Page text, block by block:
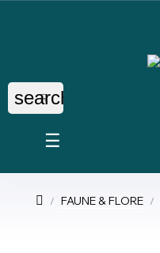
search
Basculer
navigation
☰
FAUNE & FLORE